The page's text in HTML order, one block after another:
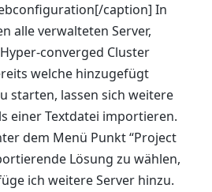
caption] In
alle verwalteten Server,
converged Cluster
welche hinzugefügt
starten, lassen sich weitere
einer Textdatei importieren.
dem Menü Punkt “Project
Lösung zu wählen,
ich weitere Server hinzu.